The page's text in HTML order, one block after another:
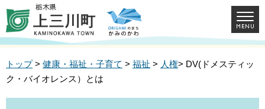
トップ> 健康・福祉・子育て > 福祉 > 人権> DV(ドメスティッ
ク・バイオレンス）とは